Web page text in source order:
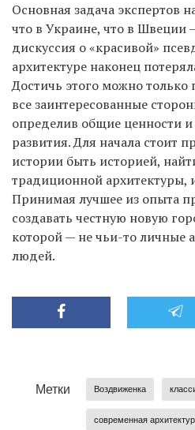
Основная задача экспертов
что в Украине, что в Швеции
дискуссия о «красивой»
архитектуре наконец
Достичь этого можно только
все заинтересованные
определив общие ценности
развития. Для начала стоит
истории быть историей,
традиционной архитектуры,
Принимая лучшее из опыта
создавать честную новую
которой — не чьи-то личные
людей.
Метки Воздвиженка
современная